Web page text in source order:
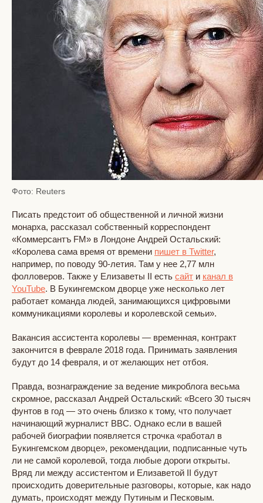
Фото: Reuters
Писать предстоит об общественной и личной жизни
монарха, рассказал собственный корреспондент
«Коммерсантъ FM» в Лондоне Андрей Остальский:
«Королева сама время от времени пишет в Twitter,
например, по поводу 90-летия. Там у нее 2,77 млн
фолловеров. Также у Елизаветы II есть сайт и канал в
YouTube. В Букингемском дворце уже несколько лет
работает команда людей, занимающихся цифровыми
коммуникациями королевы и королевской семьи».
Вакансия ассистента королевы — временная, контракт
закончится в феврале 2018 года. Принимать заявления
будут до 14 февраля, и от желающих нет отбоя.
Правда, вознаграждение за ведение микроблога весьма
скромное, рассказал Андрей Остальский: «Всего 30 тысяч
фунтов в год — это очень близко к тому, что получает
начинающий журналист ВВС. Однако если в вашей
рабочей биографии появляется строчка «работал в
Букингемском дворце», рекомендации, подписанные чуть
ли не самой королевой, тогда любые дороги открыты.
Вряд ли между ассистентом и Елизаветой II будут
происходить доверительные разговоры, которые, как надо
думать, происходят между Путиным и Песковым.